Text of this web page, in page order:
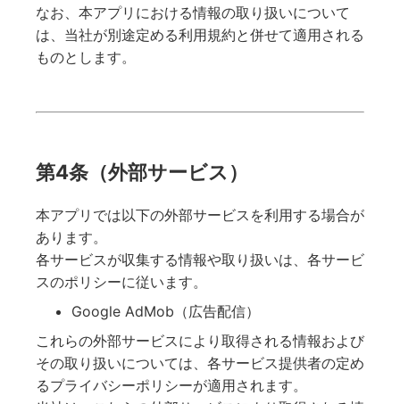
なお、本アプリにおける情報の取り扱いについて
は、当社が別途定める利用規約と併せて適用される
ものとします。
第4条（外部サービス）
本アプリでは以下の外部サービスを利用する場合が
あります。
各サービスが収集する情報や取り扱いは、各サービ
スのポリシーに従います。
Google AdMob（広告配信）
これらの外部サービスにより取得される情報および
その取り扱いについては、各サービス提供者の定め
るプライバシーポリシーが適用されます。